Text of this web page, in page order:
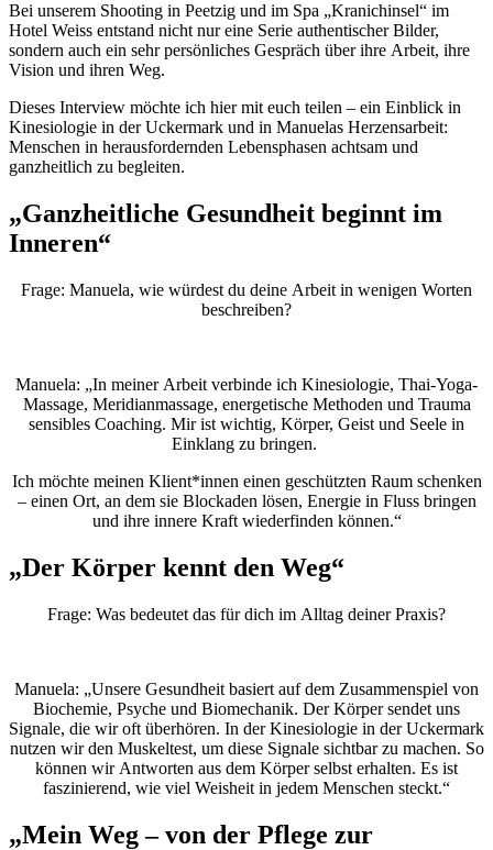
Bei unserem Shooting in Peetzig und im Spa „Kranichinsel“ im
Hotel Weiss entstand nicht nur eine Serie authentischer Bilder,
sondern auch ein sehr persönliches Gespräch über ihre Arbeit, ihre
Vision und ihren Weg.
Dieses Interview möchte ich hier mit euch teilen – ein Einblick in
Kinesiologie in der Uckermark und in Manuelas Herzensarbeit:
Menschen in herausfordernden Lebensphasen achtsam und
ganzheitlich zu begleiten.
„Ganzheitliche Gesundheit beginnt im
Inneren“
Frage: Manuela, wie würdest du deine Arbeit in wenigen Worten
beschreiben?
Manuela: „In meiner Arbeit verbinde ich Kinesiologie, Thai-Yoga-
Massage, Meridianmassage, energetische Methoden und Trauma
sensibles Coaching. Mir ist wichtig, Körper, Geist und Seele in
Einklang zu bringen.
Ich möchte meinen Klient*innen einen geschützten Raum schenken
– einen Ort, an dem sie Blockaden lösen, Energie in Fluss bringen
und ihre innere Kraft wiederfinden können.“
„Der Körper kennt den Weg“
Frage: Was bedeutet das für dich im Alltag deiner Praxis?
Manuela: „Unsere Gesundheit basiert auf dem Zusammenspiel von
Biochemie, Psyche und Biomechanik. Der Körper sendet uns
Signale, die wir oft überhören. In der Kinesiologie in der Uckermark
nutzen wir den Muskeltest, um diese Signale sichtbar zu machen. So
können wir Antworten aus dem Körper selbst erhalten. Es ist
faszinierend, wie viel Weisheit in jedem Menschen steckt.“
„Mein Weg – von der Pflege zur